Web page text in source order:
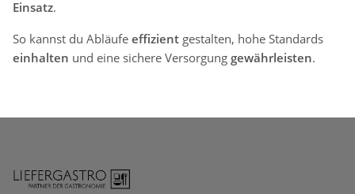
Einsatz.
So kannst du Abläufe effizient gestalten, hohe Standards
einhalten und eine sichere Versorgung gewährleisten.